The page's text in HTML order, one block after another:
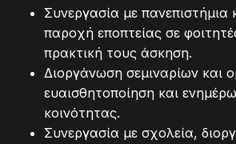
Συνεργασία με πανεπιστήμια
παροχή εποπτείας σε
πρακτική τους άσκηση.
Διοργάνωση σεμιναρίων και
ευαισθητοποίηση και
κοινότητας.
Συνεργασία με σχολεία,